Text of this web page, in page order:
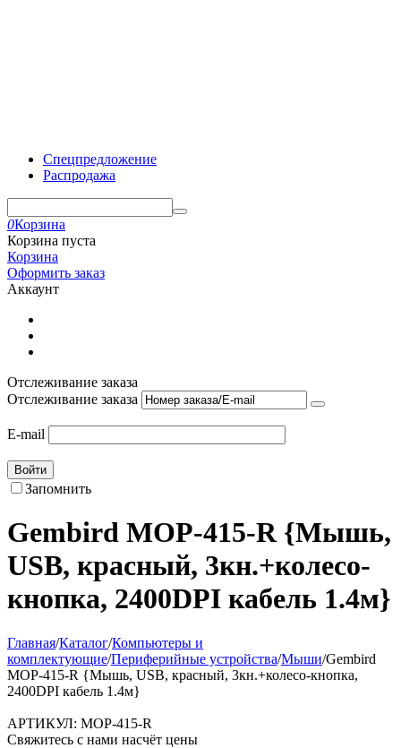
Спецпредложение
Распродажа
0Корзина
Корзина пуста
Корзина
Оформить заказ
Аккаунт
Отслеживание заказа
Отслеживание заказа
E-mail
Войти
Запомнить
Gembird MOP-415-R {Мышь,
USB, красный, 3кн.+колесо-
кнопка, 2400DPI кабель 1.4м}
Главная/Каталог/Компьютеры и
комплектующие/Периферийные устройства/Мыши/Gembird
MOP-415-R {Мышь, USB, красный, 3кн.+колесо-кнопка,
2400DPI кабель 1.4м}
АРТИКУЛ: MOP-415-R
Свяжитесь с нами насчёт цены